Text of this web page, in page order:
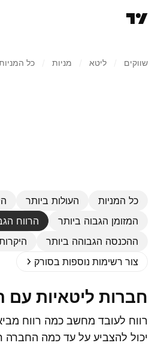
שווקים ליטא מניות‏ כל
כל המניות העולות ביותר
המזומן הגבוה ביותר
הרווח
ההכנסה הגבוהה ביותר
צור רשימות נוספות בסורק
חברות ליטאיות
רווח לעובד מחשב כמה רווח
יכול להצביע על עד כמה החברה